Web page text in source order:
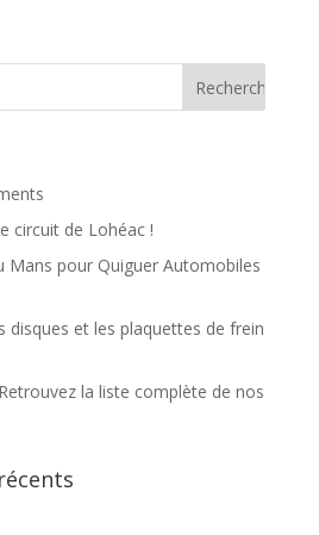
circuit de Lohéac !
Mans pour Quiguer Automobiles
disques et les plaquettes de frein
la liste complète de nos